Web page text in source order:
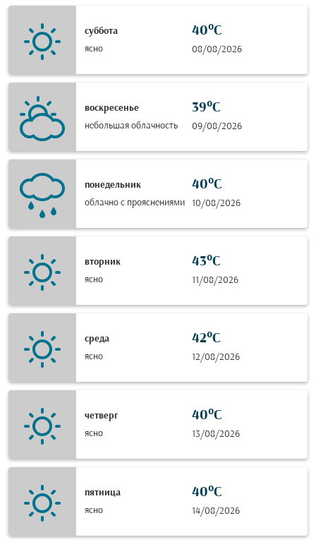
суббота
ясно
40°C
08/08/2026
воскресенье
небольшая облачность
39°C
09/08/2026
понедельник
облачно с прояснениями
40°C
10/08/2026
вторник
ясно
43°C
11/08/2026
среда
ясно
42°C
12/08/2026
четверг
ясно
40°C
13/08/2026
пятница
ясно
40°C
14/08/2026